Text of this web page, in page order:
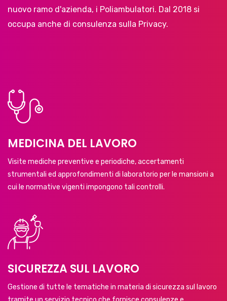
nuovo ramo d'azienda, i Poliambulatori. Dal 2018 si
occupa anche di consulenza sulla Privacy.
MEDICINA DEL LAVORO
Visite mediche preventive e periodiche, accertamenti
strumentali ed approfondimenti di laboratorio per le mansioni a
cui le normative vigenti impongono tali controlli.
SICUREZZA SUL LAVORO
Gestione di tutte le tematiche in materia di sicurezza sul lavoro